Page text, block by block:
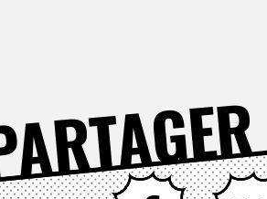
Facebook